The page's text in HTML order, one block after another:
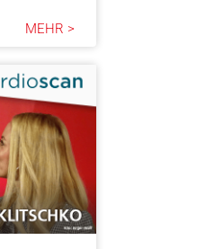
MEHR >